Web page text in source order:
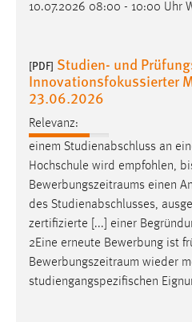
10.07.2026 08:00 - 10:00 Uhr
[PDF] Studien- und
Innovationsfokussierter
23.06.2026
Relevanz:
einem Studienabschluss an
Hochschule wird empfohlen,
Bewerbungszeitraums einen
des Studienabschlusses,
zertifizierte [...] einer
2Eine erneute Bewerbung ist
Bewerbungszeitraum wieder
studiengangspezifischen
Max. 13 Monate
MARKETING
Marketing Cookies werden
Sie tun dies, indem sie
Google Ads
Name:
_gcl_au
Google Ireland Limited